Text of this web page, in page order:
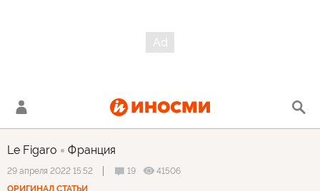
Le Figaro Франция
29 апреля 2022 15:52 19
41506
ОРИГИНАЛ СТАТЬИ